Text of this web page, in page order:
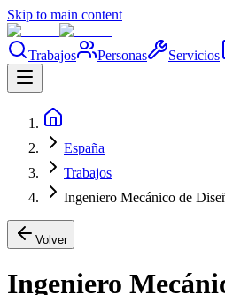
Skip to main content
Trabajos Personas Servicios
España
Trabajos
Ingeniero Mecánico de
Volver
Ingeniero